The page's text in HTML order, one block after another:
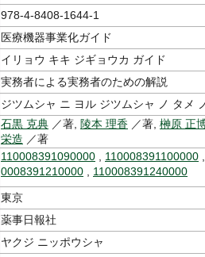
978-4-8408-1644-1
医療機器事業化ガイド
イリョウ キキ ジギョウカ ガイド
実務者による実務者のための解説
ジツムシャ ニ ヨル ジツムシャ ノ タメ
石黒 克典 ／著, 陵本 理香 ／著, 榊原 正
栄造 ／著
110008391090000 110008391100000
0008391210000
110008391240000
東京
薬事日報社
ヤクジ ニッポウシャ